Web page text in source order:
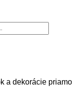
a dekorácie priamo